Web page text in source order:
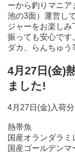
ーから釣りマニア
池の3面）運営し
ジャーをお楽し
振っても安心です
ダカ、らんちゅう
4月27日(金)
ました!
4月27日(金)入荷分
熱帯魚
国産オランダラミ
国産ゴールデン